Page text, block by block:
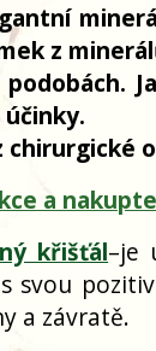
z
chirurgické
a
křišťál–je
svou
a závratě.